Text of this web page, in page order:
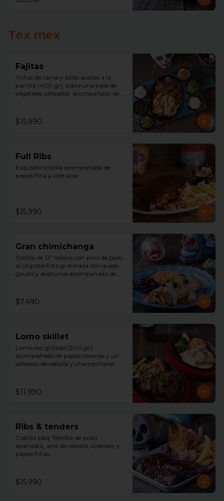
Tex mex
Fajitas
Tiritas de carne y pollo asadas a la
parrilla (400 gr), sobre una base de
vegetales salteados  acompañado de
queso, guacamole y tortillas de trigo.
$15.990
Full Ribs
Exquisita costilla acompañada de
papas frita y cole slow
$15.990
Gran chimichanga
Tortilla de 12” rellena con pino de pollo
al chipotle frita gratinada con queso
gauda y aceitunas acompañada de
$7.490
Lomo skillet
Lomo liso grillado (300 gr),
acompañado de papas texanas y un
salteado de cebolla y champiñones.
$11.990
Ribs & tenders
Costilla bbq, filetillos de pollo
apanados, aros de cebolla, coleslaw y
papas fritas.
$15.990